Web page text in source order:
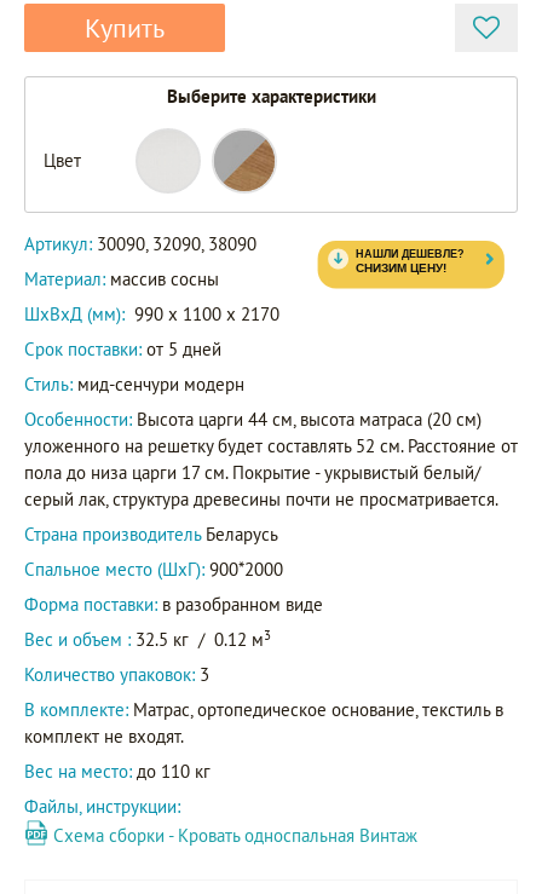
Купить
Выберите характеристики
Цвет
30090
38090
Артикул: 30090, 32090, 38090
Материал: массив сосны
ШxВxД (мм): 990 x 1100 x 2170
Срок поставки: от 5 дней
Стиль: мид-сенчури модерн
Особенности: Высота царги 44 см, высота матраса (20 см)
уложенного на решетку будет составлять 52 см. Расстояние от
пола до низа царги 17 см. Покрытие - укрывистый белый/
серый лак, структура древесины почти не просматривается.
Страна производитель Беларусь
Спальное место (ШхГ): 900*2000
Форма поставки: в разобранном виде
Вес и объем : 32.5 кг / 0.12 м3
Количество упаковок: 3
В комплекте: Матрас, ортопедическое основание, текстиль в
комплект не входят.
Вес на место: до 110 кг
Файлы, инструкции:
Схема сборки - Кровать односпальная Винтаж